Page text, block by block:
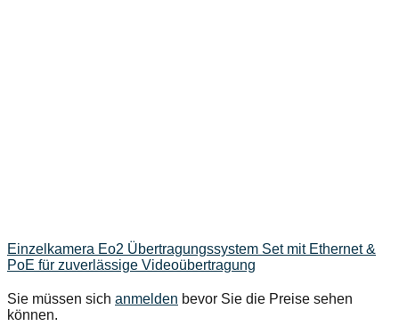
Einzelkamera Eo2 Übertragungssystem Set mit Ethernet &
PoE für zuverlässige Videoübertragung
Sie müssen sich anmelden bevor Sie die Preise sehen
können.